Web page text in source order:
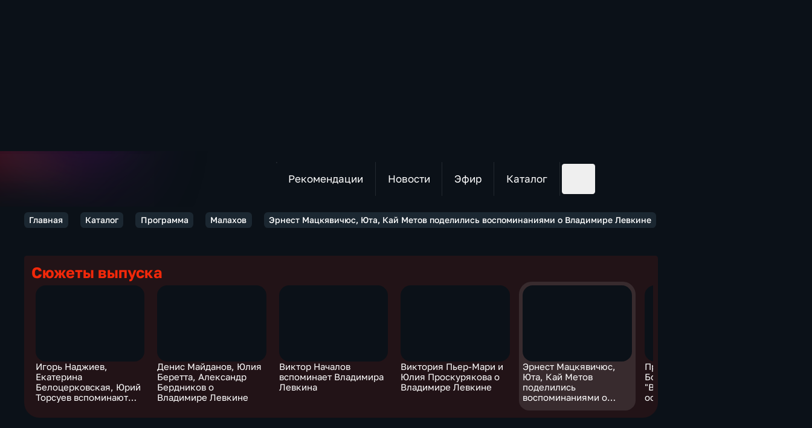
Рекомендации Новости Эфир Каталог
Главная Каталог Программа Малахов Эрнест Мацкявичюс, Юта, Кай Метов поделились воспоминаниями о Владимире Левкине
Сюжеты выпуска
Игорь Наджиев,
Екатерина
Белоцерковская, Юрий
Торсуев вспоминают
Денис Майданов, Юлия
Беретта, Александр
Бердников о
Владимире Левкине
Виктор Началов
вспоминает Владимира
Левкина
Виктория Пьер-Мари и
Юлия Проскурякова о
Владимире Левкине
Эрнест Мацкявичюс,
Юта, Кай Метов
поделились
воспоминаниями о
Владимире Левкине
Профайлер
Болховитина:
"Вишневская могла
оставить ребенка в